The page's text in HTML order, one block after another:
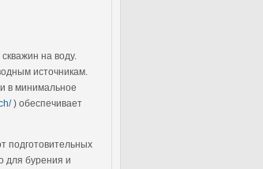
на воду.
источникам.
в минимальное
) обеспечивает
подготовительных
для бурения и